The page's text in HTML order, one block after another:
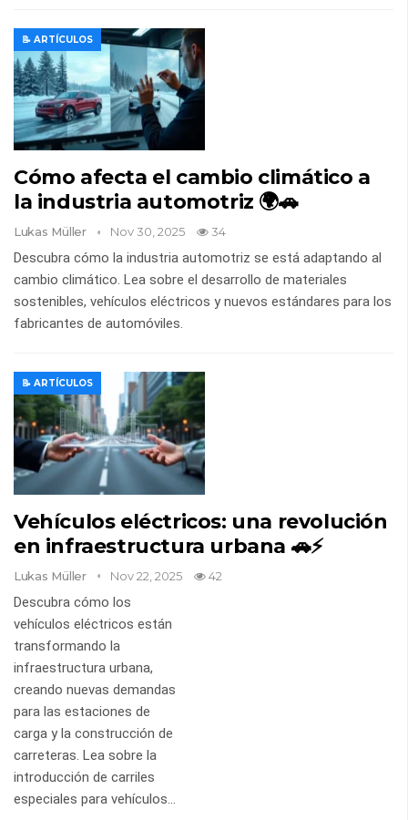
📝 ARTÍCULOS
Cómo afecta el cambio climático a
la industria automotriz 🌍🚗
Lukas Müller Nov 30, 2025 34
Descubra cómo la industria automotriz se está adaptando al
cambio climático. Lea sobre el desarrollo de materiales
sostenibles, vehículos eléctricos y nuevos estándares para los
fabricantes de automóviles.
📝 ARTÍCULOS
Vehículos eléctricos: una revolución
en infraestructura urbana 🚗⚡
Lukas Müller Nov 22, 2025 42
Descubra cómo los
vehículos eléctricos están
transformando la
infraestructura urbana,
creando nuevas demandas
para las estaciones de
carga y la construcción de
carreteras. Lea sobre la
introducción de carriles
especiales para vehículos…